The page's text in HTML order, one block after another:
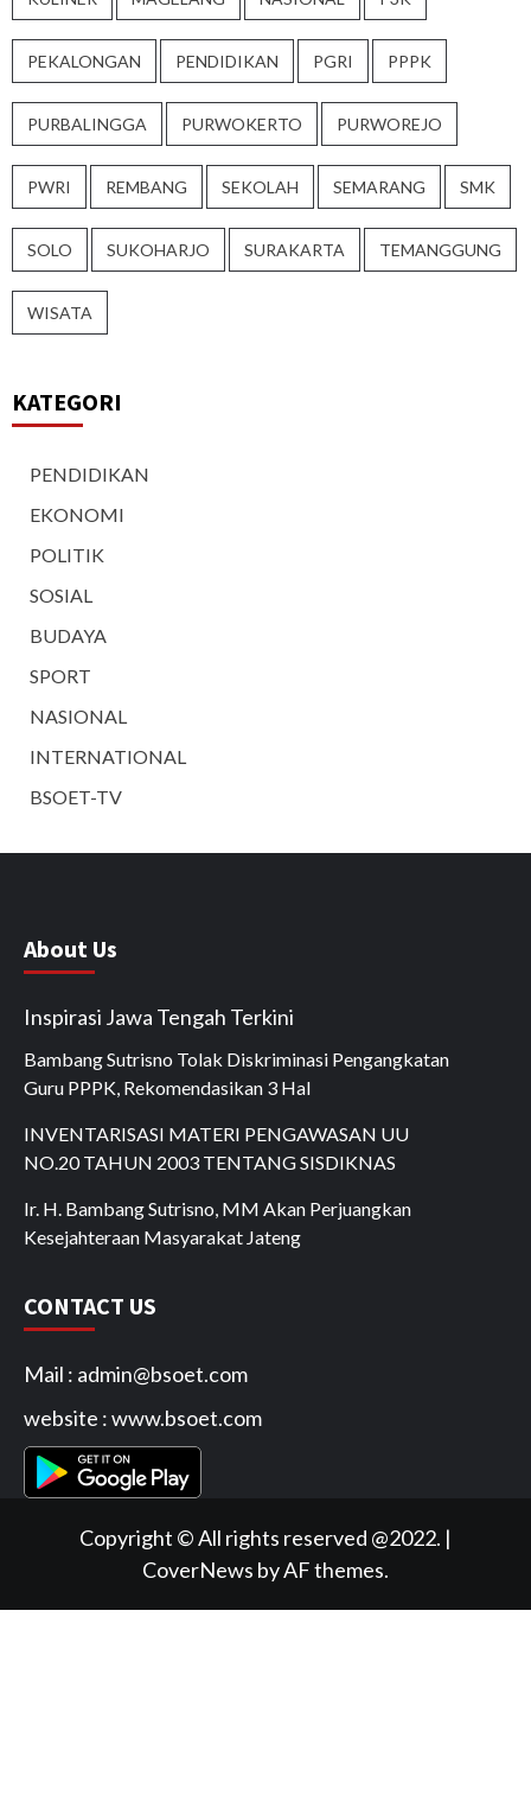
PEKALONGAN PENDIDIKAN PGRI PPPK
PURBALINGGA PURWOKERTO PURWOREJO
PWRI REMBANG SEKOLAH SEMARANG SMK
SOLO SUKOHARJO SURAKARTA TEMANGGUNG
WISATA
KATEGORI
PENDIDIKAN
EKONOMI
POLITIK
SOSIAL
BUDAYA
SPORT
NASIONAL
INTERNATIONAL
BSOET-TV
About Us
Inspirasi Jawa Tengah Terkini
Bambang Sutrisno Tolak Diskriminasi Pengangkatan
Guru PPPK, Rekomendasikan 3 Hal
INVENTARISASI MATERI PENGAWASAN UU
NO.20 TAHUN 2003 TENTANG SISDIKNAS
Ir. H. Bambang Sutrisno, MM Akan Perjuangkan
Kesejahteraan Masyarakat Jateng
CONTACT US
Mail : admin@bsoet.com
website : www.bsoet.com
Copyright © All rights reserved @2022. |
CoverNews by AF themes.